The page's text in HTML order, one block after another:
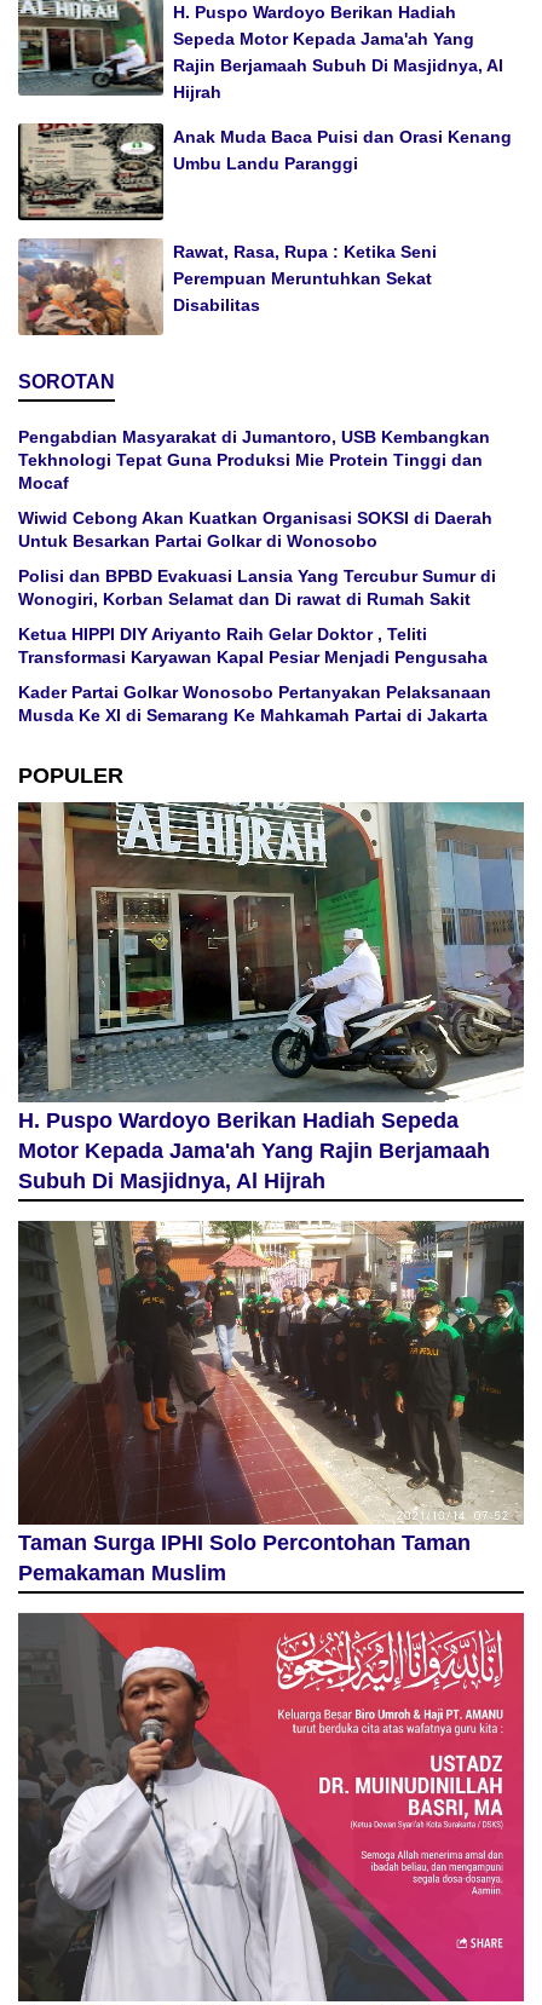
H. Puspo Wardoyo Berikan Hadiah
Sepeda Motor Kepada Jama'ah Yang
Rajin Berjamaah Subuh Di Masjidnya, Al
Hijrah
Anak Muda Baca Puisi dan Orasi Kenang
Umbu Landu Paranggi
Rawat, Rasa, Rupa : Ketika Seni
Perempuan Meruntuhkan Sekat
Disabilitas
SOROTAN
Pengabdian Masyarakat di Jumantoro, USB Kembangkan
Tekhnologi Tepat Guna Produksi Mie Protein Tinggi dan
Mocaf
Wiwid Cebong Akan Kuatkan Organisasi SOKSI di Daerah
Untuk Besarkan Partai Golkar di Wonosobo
Polisi dan BPBD Evakuasi Lansia Yang Tercubur Sumur di
Wonogiri, Korban Selamat dan Di rawat di Rumah Sakit
Ketua HIPPI DIY Ariyanto Raih Gelar Doktor , Teliti
Transformasi Karyawan Kapal Pesiar Menjadi Pengusaha
Kader Partai Golkar Wonosobo Pertanyakan Pelaksanaan
Musda Ke XI di Semarang Ke Mahkamah Partai di Jakarta
POPULER
H. Puspo Wardoyo Berikan Hadiah Sepeda
Motor Kepada Jama'ah Yang Rajin Berjamaah
Subuh Di Masjidnya, Al Hijrah
Taman Surga IPHI Solo Percontohan Taman
Pemakaman Muslim